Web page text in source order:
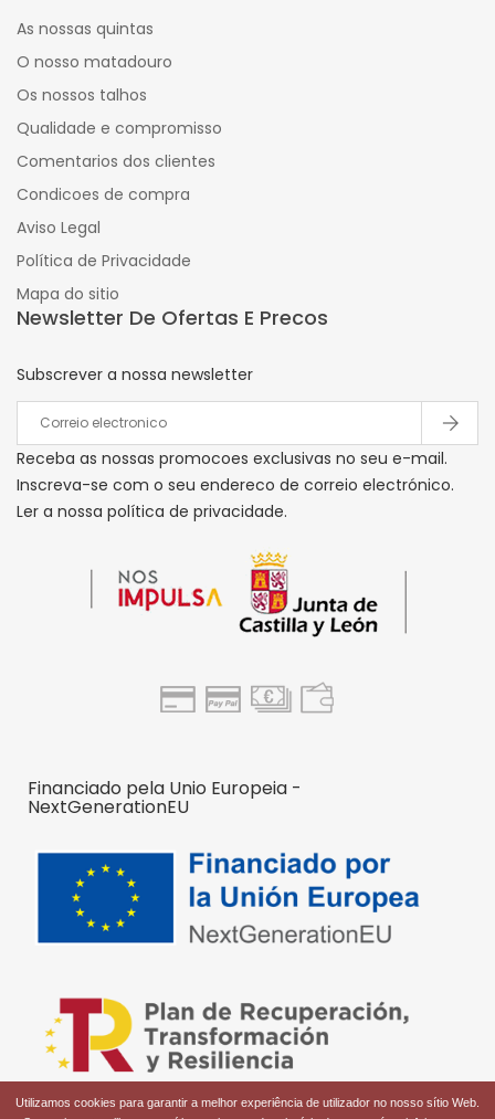
As nossas quintas
O nosso matadouro
Os nossos talhos
Qualidade e compromisso
Comentarios dos clientes
Condicoes de compra
Aviso Legal
Política de Privacidade
Mapa do sitio
Newsletter De Ofertas E Precos
Subscrever a nossa newsletter
Receba as nossas promocoes exclusivas no seu e-mail.
Inscreva-se com o seu endereco de correio electrónico.
Ler a nossa política de privacidade.
Financiado pela Unio Europeia -
NextGenerationEU
Utilizamos cookies para garantir a melhor experiência de utilizador no nosso sítio Web.